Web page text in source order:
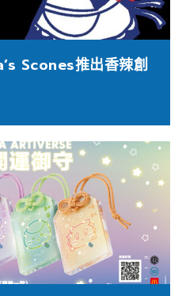
Scones推出香辣創